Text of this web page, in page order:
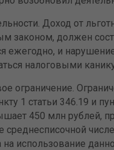
Доход от
законом, должен
ежегодно, и
налоговыми
ограничение.
1 статьи 346.19 и
450 млн рублей,
на использование